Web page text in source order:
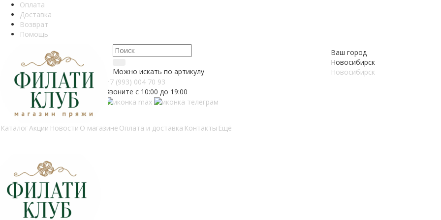
Оплата
Доставка
Возврат
Помощь
Можно искать по артикулу
Ваш город
Новосибирск
Новосибирск
+7 (993) 004 70 93
Звоните с 10:00 до 19:00
КаталогАкции Новости О магазине Оплата и доставка Контакты Ещё